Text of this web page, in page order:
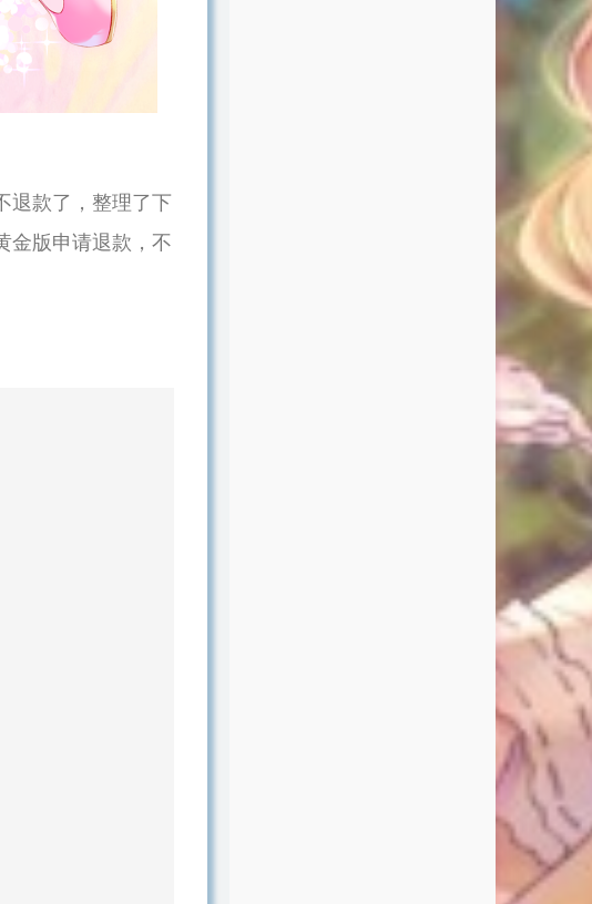
退款了，整理了下
金版申请退款，不